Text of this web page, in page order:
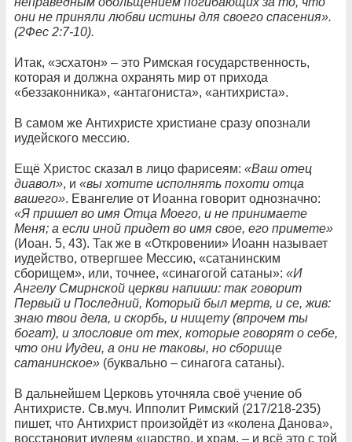
они не приняли любви истины для своего спасения».
(2Фес 2:7-10).
Итак, «эсхатон» – это Римская государственность,
которая и должна охранять мир от прихода
«беззаконника», «антагониста», «антихриста».
В самом же Антихристе христиане сразу опознали
иудейского мессию.
Ещё Христос сказал в лицо фарисеям: «Ваш отец
диавол», и «вы хотите исполнять похоти отца
вашего». Евангелие от Иоанна говорит однозначно:
«Я пришел во имя Отца Моего, и не принимаете
Меня; а если иной придет во имя свое, его примете»
(Иоан. 5, 43). Так же в «Откровении» Иоанн называет
иудейство, отвергшее Мессию, «сатанинским
сборищем», или, точнее, «синагогой сатаны»: «И
Ангелу Смирнской церкви напиши: так говорит
Первый и Последний, Который был мертв, и се, жив:
знаю твои дела, и скорбь, и нищету (впрочем ты
богат), и злословие от тех, которые говорят о себе,
что они Иудеи, а они не таковы, но сборище
сатанинское» (буквально – синагога сатаны).
В дальнейшем Церковь уточняла своё учение об
Антихристе. Св.муч. Ипполит Римский (217/218-235)
пишет, что Антихрист произойдёт из «колена Данова»,
восстановит иудеям «царство, и храм, – и всё это с той